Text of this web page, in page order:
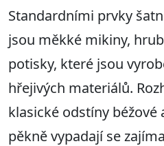
Standardními prvky
jsou měkké mikiny,
potisky, které jsou
hřejivých materiálů.
klasické odstíny béžové
pěkně vypadají se